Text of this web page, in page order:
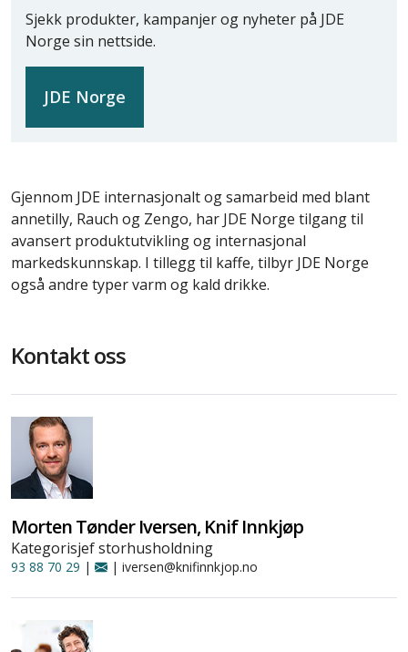
Sjekk produkter, kampanjer og nyheter på JDE
Norge sin nettside.
JDE Norge
Gjennom JDE internasjonalt og samarbeid med blant
annetilly, Rauch og Zengo, har JDE Norge tilgang til
avansert produktutvikling og internasjonal
markedskunnskap. I tillegg til kaffe, tilbyr JDE Norge
også andre typer varm og kald drikke.
Kontakt oss
Morten Tønder Iversen, Knif Innkjøp
Kategorisjef storhusholdning
93 88 70 29 | | iversen@knifinnkjop.no